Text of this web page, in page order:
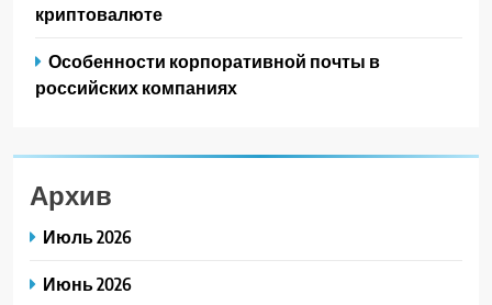
криптовалюте
Особенности корпоративной почты в
российских компаниях
Архив
Июль 2026
Июнь 2026